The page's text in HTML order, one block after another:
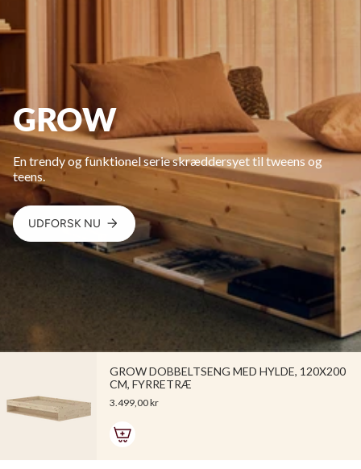
GROW
En trendy og funktionel serie skræddersyet til tweens og
teens.
UDFORSK NU
GROW DOBBELTSENG MED HYLDE, 120X200
CM, FYRRETRÆ
3.499,00 kr